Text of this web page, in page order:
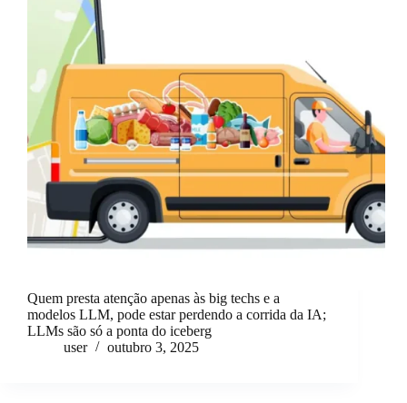
Quem presta atenção apenas às big techs e a
modelos LLM, pode estar perdendo a corrida da IA;
LLMs são só a ponta do iceberg
user
outubro 3, 2025